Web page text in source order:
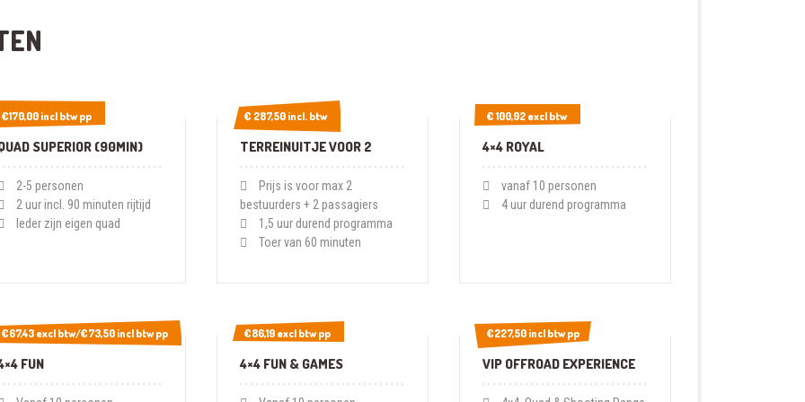
€170,00 incl btw pp
€170,00 incl btw pp
SUPERIOR (90MIN)
2-5 personen
2 uur incl. 90 minuten rijtijd
Ieder zijn eigen quad
€ 287,50 incl. btw
€ 287,50 incl. btw
TERREINUITJE VOOR 2
Prijs is voor max 2
bestuurders + 2 passagiers
1,5 uur durend programma
Toer van 60 minuten
€ 100,92 excl btw
€ 100,92 excl btw
4×4 ROYAL
vanaf 10 personen
4 uur durend programma
€67,43 excl btw/€73,50 incl btw pp
€67,43 excl btw/€73,50 incl btw pp
FUN
€86,19 excl btw pp
€86,19 excl btw pp
4×4 FUN & GAMES
€227,50 incl btw pp
€227,50 incl btw pp
VIP OFFROAD EXPERIENCE